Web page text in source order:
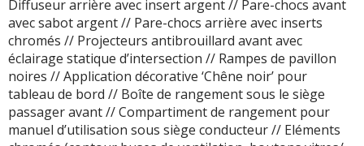
Diffuseur arrière avec insert argent // Pare-chocs avant
avec sabot argent // Pare-chocs arrière avec inserts
chromés // Projecteurs antibrouillard avant avec
éclairage statique d’intersection // Rampes de pavillon
noires // Application décorative ‘Chêne noir’ pour
tableau de bord // Boîte de rangement sous le siège
passager avant // Compartiment de rangement pour
manuel d’utilisation sous siège conducteur // Eléments